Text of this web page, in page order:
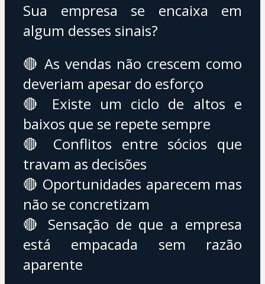
Sua empresa se encaixa em
algum desses sinais?
🔴 As vendas não crescem como
deveriam apesar do esforço
🔴 Existe um ciclo de altos e
baixos que se repete sempre
🔴 Conflitos entre sócios que
travam as decisões
🔴 Oportunidades aparecem mas
não se concretizam
🔴 Sensação de que a empresa
está empacada sem razão
aparente